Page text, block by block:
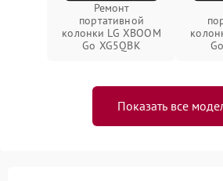
Ремонт
портативной
колонки LG XBOOM
Go XG5QBK
Показать все